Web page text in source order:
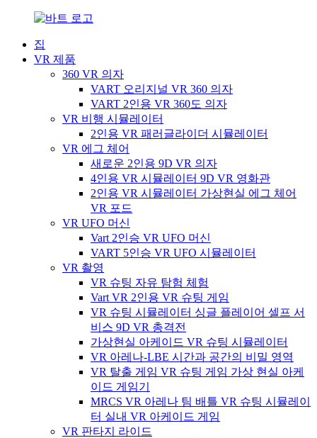
집
VR 제품
360 VR 의자
VART 오리지널 VR 360 의자
VART 2인용 VR 360도 의자
VR 비행 시뮬레이터
2인용 VR 패러글라이더 시뮬레이터
VR 에그 체어
새로운 2인용 9D VR 의자
4인용 VR 시뮬레이터 9D VR 영화관
2인용 VR 시뮬레이터 가상현실 에그 체어
VR 포드
VR UFO 머신
Vart 2인승 VR UFO 머신
VART 5인승 VR UFO 시뮬레이터
VR 촬영
VR 슈팅 자유 탐험 체험
Vart VR 2인용 VR 슈팅 게임
VR 슈팅 시뮬레이터 싱글 플레이어 셀프 서
비스 9D VR 총격전
가상현실 아케이드 VR 슈팅 시뮬레이터
VR 아레나-LBE 시간과 공간의 비밀 영역
VR 탈출 게임 VR 슈팅 게임 가상 현실 아케
이드 게임기
MRCS VR 아레나 팀 배틀 VR 슈팅 시뮬레이
터 실내 VR 아케이드 게임
VR 판타지 라이드